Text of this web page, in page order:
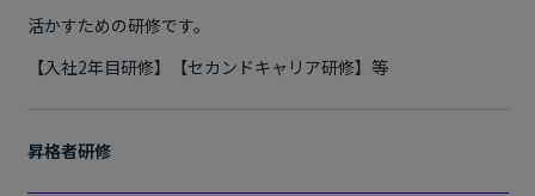
活かすための研修です。
【入社2年目研修】【セカンドキャリア研修】等
昇格者研修